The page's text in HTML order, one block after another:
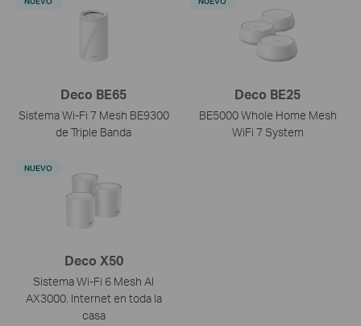
Deco BE65
Sistema Wi-Fi 7 Mesh BE9300
de Triple Banda
Deco BE25
BE5000 Whole Home Mesh
WiFi 7 System
Deco X50
Sistema Wi-Fi 6 Mesh AI
AX3000. Internet en toda la
casa
NUEVO